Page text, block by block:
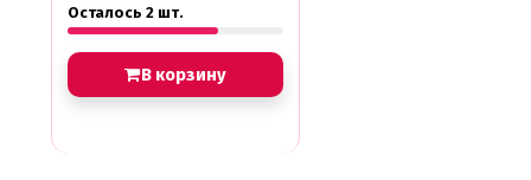
Осталось 2 шт.
В корзину